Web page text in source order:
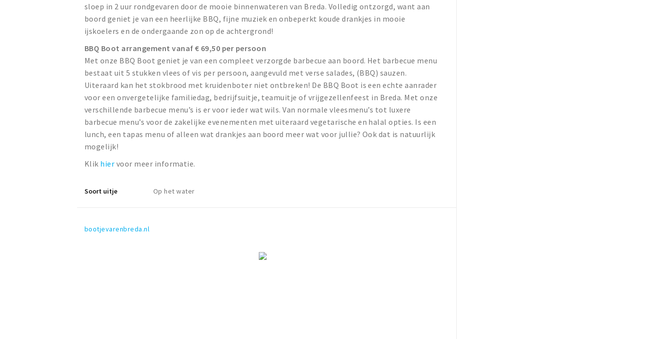
sloep in 2 uur rondgevaren door de mooie binnenwateren van Breda. Volledig ontzorgd, want aan
boord geniet je van een heerlijke BBQ, fijne muziek en onbeperkt koude drankjes in mooie
ijskoelers en de ondergaande zon op de achtergrond!
BBQ Boot arrangement vanaf € 69,50 per persoon
Met onze BBQ Boot geniet je van een compleet verzorgde barbecue aan boord. Het barbecue menu
bestaat uit 5 stukken vlees of vis per persoon, aangevuld met verse salades, (BBQ) sauzen.
Uiteraard kan het stokbrood met kruidenboter niet ontbreken! De BBQ Boot is een echte aanrader
voor een onvergetelijke familiedag, bedrijfsuitje, teamuitje of vrijgezellenfeest in Breda. Met onze
verschillende barbecue menu’s is er voor ieder wat wils. Van normale vleesmenu’s tot luxere
barbecue menu’s voor de zakelijke evenementen met uiteraard vegetarische en halal opties. Is een
lunch, een tapas menu of alleen wat drankjes aan boord meer wat voor jullie? Ook dat is natuurlijk
mogelijk!
Klik hier voor meer informatie.
Soort uitje Op het water
bootjevarenbreda.nl